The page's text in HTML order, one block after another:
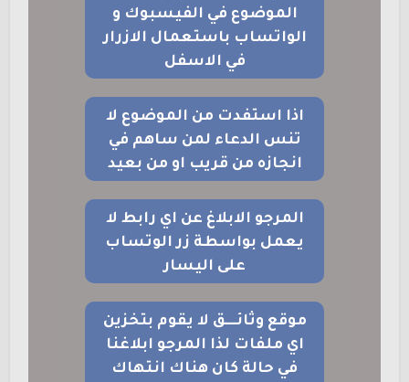
الموضوع في الفيسبوك و
الواتساب باستعمال الازرار
في الاسفل
اذا استفدت من الموضوع لا
تنس الدعاء لمن ساهم في
انجازه من قريب او من بعيد
المرجو الابلاغ عن اي رابط لا
يعمل بواسطة زر الوتساب
على اليسار
موقع وثائــــق لا يقوم بتخزين
اي ملفات لذا المرجو ابلاغنا
في حالة كان هناك انتهاك